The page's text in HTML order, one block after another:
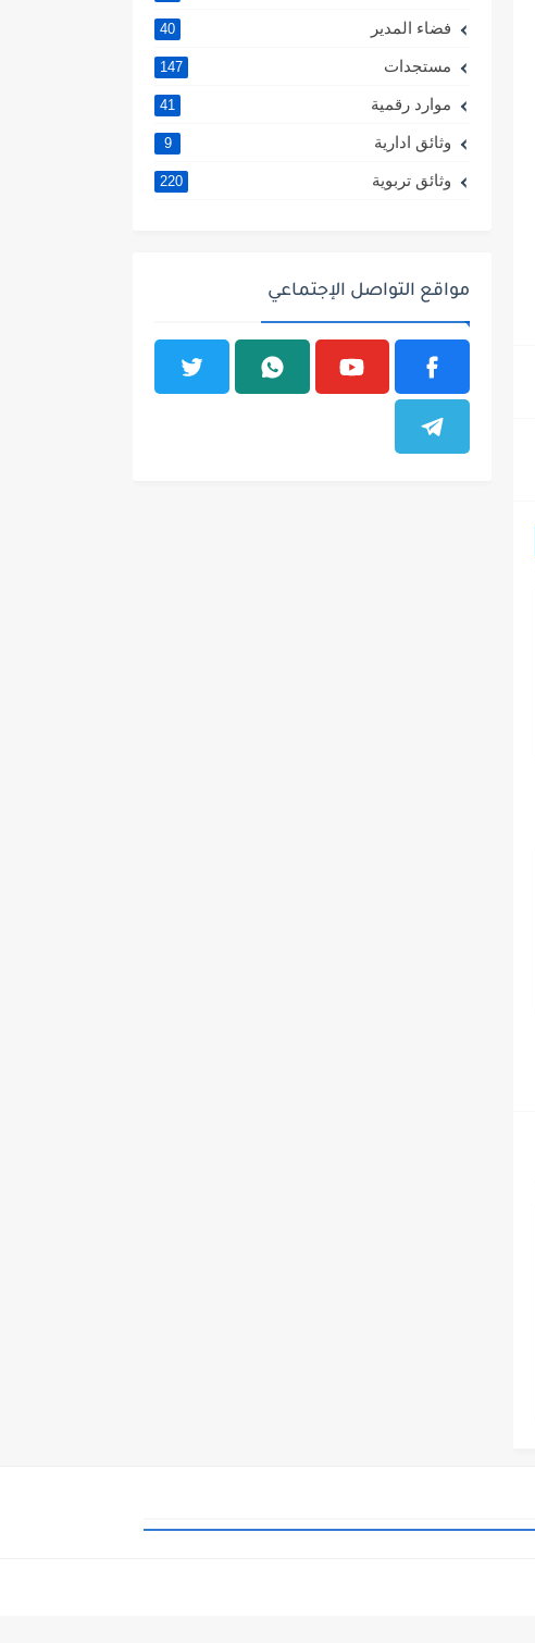
فضاء المدير 40
مستجدات 147
موارد رقمية 41
وثائق ادارية 9
وثائق تربوية 220
مواقع التواصل الإجتماعي